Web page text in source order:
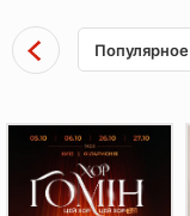
Популярное